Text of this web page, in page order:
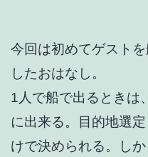
今回は初めてゲスト
したおはなし。
1人で船で出るときは
に出来る。目的地選
けで決められる。し